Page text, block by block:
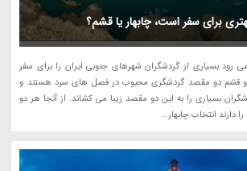
برای سفر است، چابهار یا قشم؟
رود بسیاری از گردشگران شهرهای جنوبی ایران را برای سفر
و قشم دو مقصد گردشگری محبوب در فصل های سرد هستند و
بسیاری را به این دو مقصد زیبا می کشاند. از آنجا هر دو
انتخاب چابهار...